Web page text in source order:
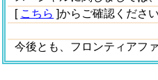
[ こちら ]からご確認ください
今後とも、フロンティアフ